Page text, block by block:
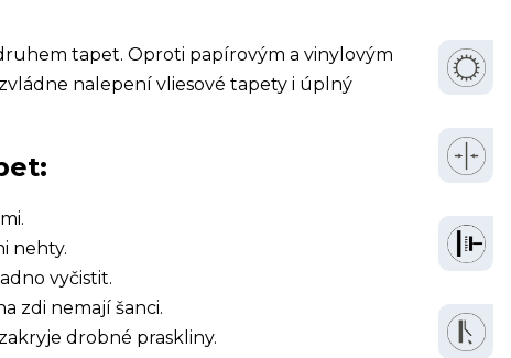
tapet. Oproti papírovým a vinylovým
nalepení vliesové tapety i úplný
nehty.
vyčistit.
zdi nemají šanci.
drobné praskliny.